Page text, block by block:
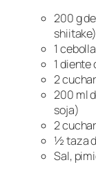
200 g
shiitake)
1
1 diente
2
200 ml
soja)
2
½ taza
Sal,